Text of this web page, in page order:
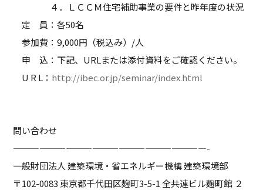
４．ＬＣＣＭ住宅補助事業の要件と昨年度の状況
定 員：各50名
参加費：9,000円（税込み）/人
申 込：下記、URLまたは添付資料をご確認ください。
U R L： http://ibec.or.jp/seminar/index.html
問い合わせ
——————————————————————-
一般財団法人 建築環境・省エネルギー機構 建築環境部
〒102-0083 東京都千代田区麹町3-5-1 全共連ビル麹町館 ２